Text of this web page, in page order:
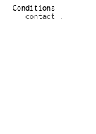
Conditions
contact :